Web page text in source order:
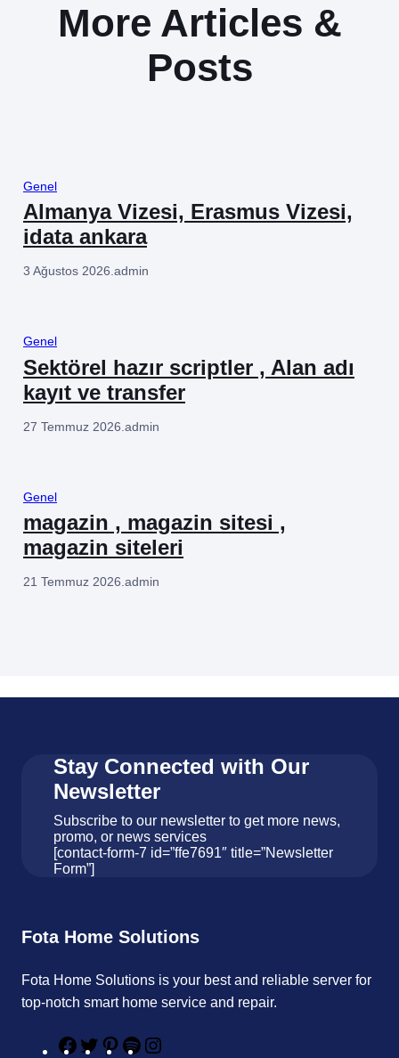
More Articles &
Posts
Genel
Almanya Vizesi, Erasmus Vizesi,
idata ankara
3 Ağustos 2026.admin
Genel
Sektörel hazır scriptler , Alan adı
kayıt ve transfer
27 Temmuz 2026 admin
Genel
magazin , magazin sitesi ,
magazin siteleri
21 Temmuz 2026 admin
Stay Connected with Our
Newsletter
Subscribe to our newsletter to get more news,
promo, or news services
[contact-form-7 id=”ffe7691″ title=”Newsletter
Form”]
Fota Home Solutions
Fota Home Solutions is your best and reliable server for
top-notch smart home service and repair.
F
T
P
S